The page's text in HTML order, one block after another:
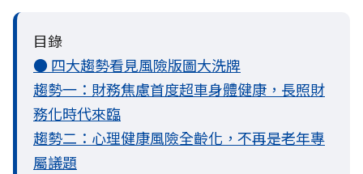
目錄
● 四大趨勢看見風險版圖大洗牌
趨勢一：財務焦慮首度超車身體健康，長照財
務化時代來臨
趨勢二：心理健康風險全齡化，不再是老年專
屬議題